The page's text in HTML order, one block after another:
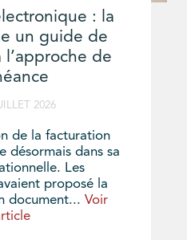
: la
un guide de
l’approche de
2026
de la facturation
désormais dans sa
Les
proposé la
document... Voir